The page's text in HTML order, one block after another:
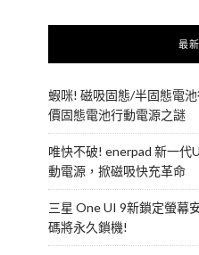
最
蝦咪! 磁吸固態/半固態電
價固態電池行動電源之謎
唯快不破! enerpad 新一代
動電源，掀磁吸快充革命
三星 One UI 9新鎖定螢幕
碼將永久鎖機!